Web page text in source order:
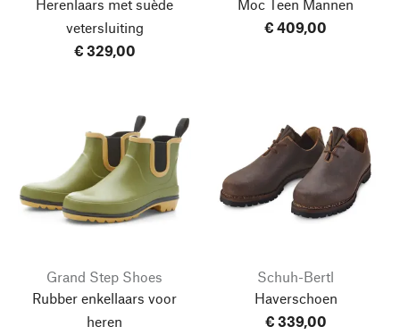
Herenlaars met suède
vetersluiting
€ 329,00
Moc Teen Mannen
€ 409,00
Grand Step Shoes
Rubber enkellaars voor
heren
Schuh-Bertl
Haverschoen
€ 339,00